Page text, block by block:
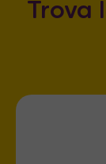
Trova